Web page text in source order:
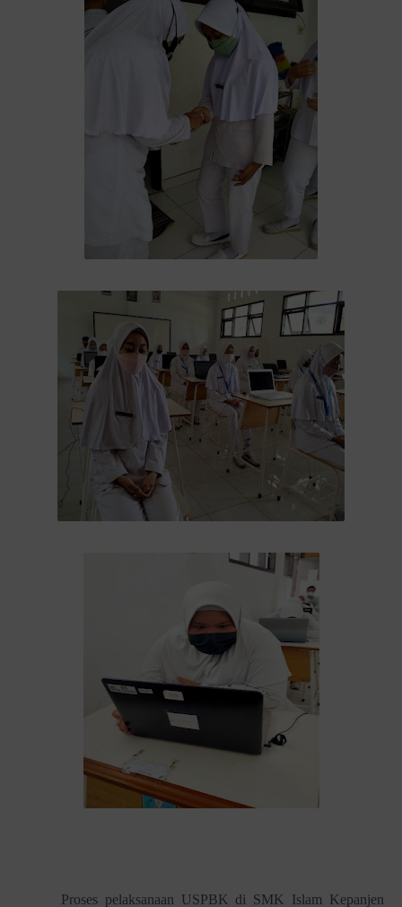
Proses pelaksanaan USPBK di SMK Islam Kepanjen